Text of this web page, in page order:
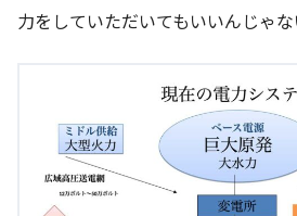
力をしていただいてもいいんじゃな